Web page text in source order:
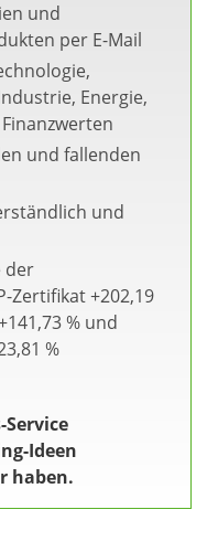
und
per E-Mail
Energie,
und fallenden
und
der
Zertifikat +202,19
% und
%
Service
Ideen
haben.